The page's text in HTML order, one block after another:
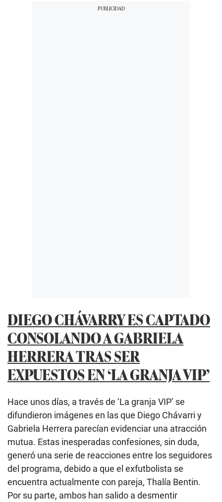
DIEGO CHÁVARRY ES CAPTADO
CONSOLANDO A GABRIELA
HERRERA TRAS SER
EXPUESTOS EN ‘LA GRANJA VIP’
Hace unos días, a través de ‘La granja VIP’ se
difundieron imágenes en las que Diego Chávarri y
Gabriela Herrera parecían evidenciar una atracción
mutua. Estas inesperadas confesiones, sin duda,
generó una serie de reacciones entre los seguidores
del programa, debido a que el exfutbolista se
encuentra actualmente con pareja, Thalía Bentin.
Por su parte, ambos han salido a desmentir